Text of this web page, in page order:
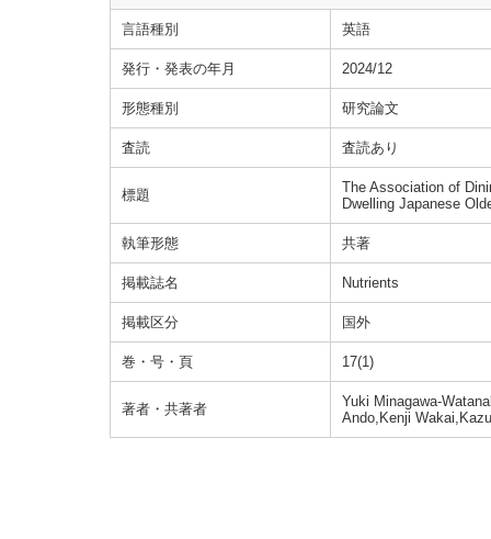
言語種別 英語
発行・発表の年月 2024/12
形態種別 研究論文
査読 査読あり
標題
The Association of
Dwelling Japanese
執筆形態 共著
掲載誌名 Nutrients
掲載区分 国外
巻・号・頁 17(1)
著者・共著者
Yuki Minagawa-
Ando,Kenji